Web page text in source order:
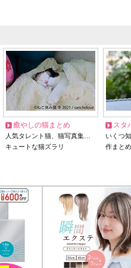
癒やしの猫まとめ
人気タレント猫、猫写真集…
キュートな猫ズラリ
スタ
いくつ
作まとめ